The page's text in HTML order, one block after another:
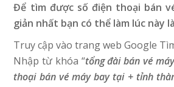
Để tìm được số điện thoại bán
giản nhất bạn có thể làm lúc này
Truy cập vào trang web Google
Nhập từ khóa “tổng đài bán vé
thoại bán vé máy bay tại + tỉnh